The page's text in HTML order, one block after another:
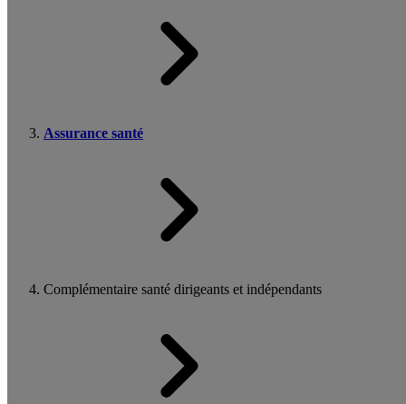
Assurance santé
Complémentaire santé dirigeants et indépendants